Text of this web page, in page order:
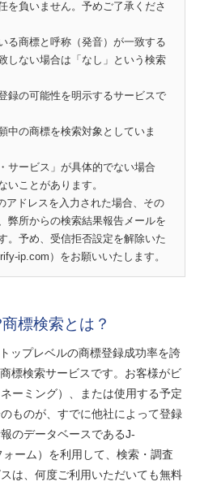
を負いません。予めご了承くださ
る商標と呼称（発音）が一致する
しない場合は「なし」という検索
録の可能性を明示するサービスで
中の商標を検索対象としていま
サービス」が具体的でない場合
いことがあります。
アドレスを入力された場合、その
弊所からの検索結果報告メールを
。予め、受信拒否設定を解除いた
ip.com）をお願いいたします。
標検索とは？
ップレベルの商標登録成功率を誇
標検索サービスです。お客様がビ
ーミング）、または使用する予定
ものが、すでに他社によって登録
のデータベースであるJ-
ーム）を利用して、検索・調査
は、何度ご利用いただいても無料